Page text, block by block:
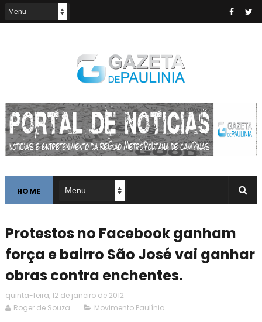
HOME
Protestos no Facebook ganham
força e bairro São José vai ganhar
obras contra enchentes.
quinta-feira, 12 de janeiro de 2012
Roger de Souza
Movimento Paulínia